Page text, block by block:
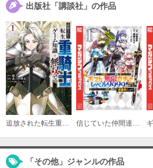
Ｆｉｌｅ（１６）
必要ポイント：600
Ｆｉｌｅ（１７）
必要ポイント：
Ｆｉｌｅ（１８）
出版社「講談社」の作品
追放された転生重騎士はゲーム知識で無双する 信じていた仲間達にダンジョン奥地で殺されかけたがギフト『無限ガチャ』でレベル９９９９の仲間達を手に入れて元パーティーメンバーと世界に復讐＆『ざまぁ！』します！
「その他」ジャンルの作品